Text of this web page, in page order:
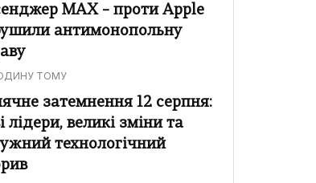
MAX – проти Apple
антимонопольну
ТОМУ
затемнення 12 серпня:
лідери, великі зміни та
технологічний